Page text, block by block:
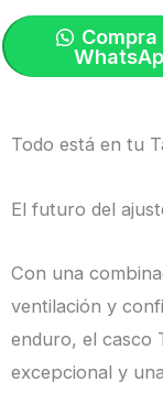
Roble
|
Compra
Todo está en tu
El futuro del
Con una
ventilación y
enduro, el casco
excepcional y